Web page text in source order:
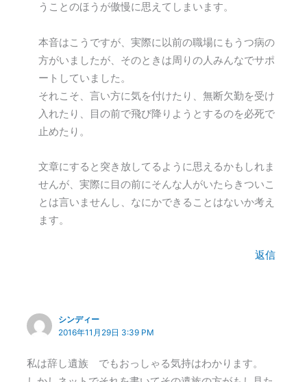
うことのほうが傲慢に思えてしまいます。
本音はこうですが、実際に以前の職場にもうつ病の
方がいましたが、そのときは周りの人みんなでサポ
ートしていました。
それこそ、言い方に気を付けたり、無断欠勤を受け
入れたり、目の前で飛び降りようとするのを必死で
止めたり。
文章にすると突き放してるように思えるかもしれま
せんが、実際に目の前にそんな人がいたらきついこ
とは言いませんし、なにかできることはないか考え
ます。
返信
シンディー
2016年11月29日 3:39 PM
私は辞し遺族 でもおっしゃる気持はわかります。